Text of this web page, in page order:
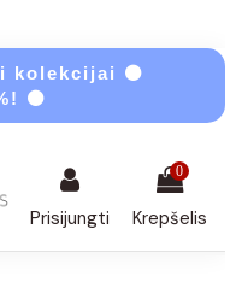
kolekcijai ⚫
⚫
Prisijungti
0
Krepšelis